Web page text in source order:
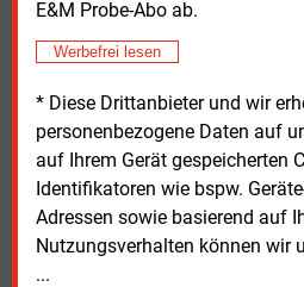
E&M Probe-Abo ab.
Werbefrei lesen
* Diese Drittanbieter und wir
personenbezogene Daten auf
auf Ihrem Gerät gespeicherten
Identifikatoren wie bspw.
Adressen sowie basierend auf
Nutzungsverhalten können wir
...
Klimapolitik. Das FÖS erstellt
Studien und politische
DasFÖS-Impulspapiersteht
bereit.
Donnerstag, 29.09.2022, 14:45 Uhr
Susanne Harmsen